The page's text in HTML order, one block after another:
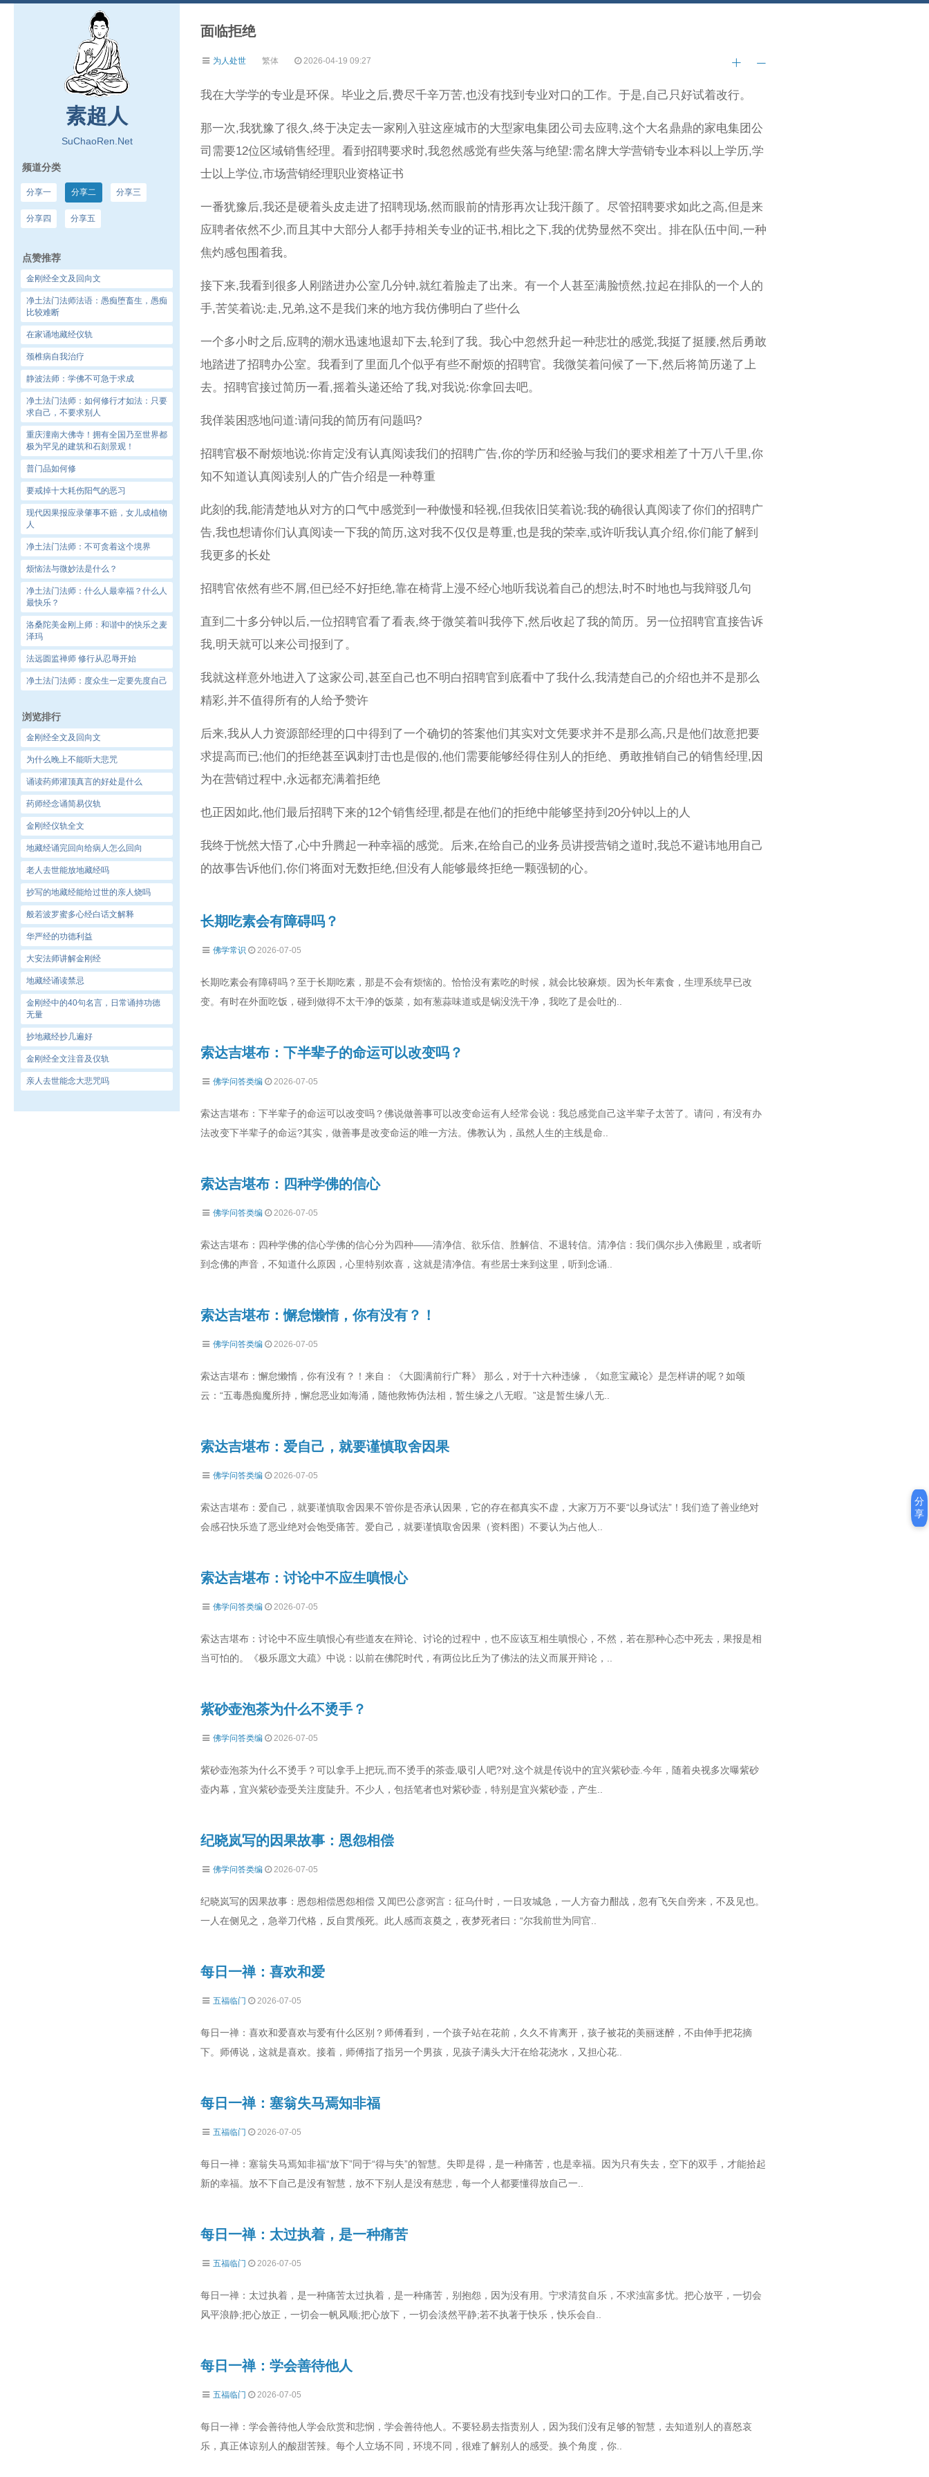
素超人
SuChaoRen.Net
频道分类
分享一 分享二 分享三
分享四 分享五
点赞推荐
金刚经全文及回向文
净土法门法师法语：愚痴堕畜生，愚痴
比较难断
在家诵地藏经仪轨
颈椎病自我治疗
静波法师：学佛不可急于求成
净土法门法师：如何修行才如法：只要
求自己，不要求别人
重庆潼南大佛寺！拥有全国乃至世界都
极为罕见的建筑和石刻景观！
普门品如何修
要戒掉十大耗伤阳气的恶习
现代因果报应录肇事不赔，女儿成植物
人
净土法门法师：不可贪着这个境界
烦恼法与微妙法是什么？
净土法门法师：什么人最幸福？什么人
最快乐？
洛桑陀美金刚上师：和谐中的快乐之麦
泽玛
法远圆监禅师 修行从忍辱开始
净土法门法师：度众生一定要先度自己
浏览排行
金刚经全文及回向文
为什么晚上不能听大悲咒
诵读药师灌顶真言的好处是什么
药师经念诵简易仪轨
金刚经仪轨全文
地藏经诵完回向给病人怎么回向
老人去世能放地藏经吗
抄写的地藏经能给过世的亲人烧吗
般若波罗蜜多心经白话文解释
华严经的功德利益
大安法师讲解金刚经
地藏经诵读禁忌
金刚经中的40句名言，日常诵持功德
无量
抄地藏经抄几遍好
金刚经全文注音及仪轨
亲人去世能念大悲咒吗
面临拒绝
为人处世 繁体 2026-04-19 09:27
我在大学学的专业是环保。毕业之后,费尽千辛万苦,也没有找到专业对口的工作。于是,自己只好试着改行。
那一次,我犹豫了很久,终于决定去一家刚入驻这座城市的大型家电集团公司去应聘,这个大名鼎鼎的家电集团公
司需要12位区域销售经理。看到招聘要求时,我忽然感觉有些失落与绝望:需名牌大学营销专业本科以上学历,学
士以上学位,市场营销经理职业资格证书
一番犹豫后,我还是硬着头皮走进了招聘现场,然而眼前的情形再次让我汗颜了。尽管招聘要求如此之高,但是来
应聘者依然不少,而且其中大部分人都手持相关专业的证书,相比之下,我的优势显然不突出。排在队伍中间,一种
焦灼感包围着我。
接下来,我看到很多人刚踏进办公室几分钟,就红着脸走了出来。有一个人甚至满脸愤然,拉起在排队的一个人的
手,苦笑着说:走,兄弟,这不是我们来的地方我仿佛明白了些什么
一个多小时之后,应聘的潮水迅速地退却下去,轮到了我。我心中忽然升起一种悲壮的感觉,我挺了挺腰,然后勇敢
地踏进了招聘办公室。我看到了里面几个似乎有些不耐烦的招聘官。我微笑着问候了一下,然后将简历递了上
去。招聘官接过简历一看,摇着头递还给了我,对我说:你拿回去吧。
我佯装困惑地问道:请问我的简历有问题吗?
招聘官极不耐烦地说:你肯定没有认真阅读我们的招聘广告,你的学历和经验与我们的要求相差了十万八千里,你
知不知道认真阅读别人的广告介绍是一种尊重
此刻的我,能清楚地从对方的口气中感觉到一种傲慢和轻视,但我依旧笑着说:我的确很认真阅读了你们的招聘广
告,我也想请你们认真阅读一下我的简历,这对我不仅仅是尊重,也是我的荣幸,或许听我认真介绍,你们能了解到
我更多的长处
招聘官依然有些不屑,但已经不好拒绝,靠在椅背上漫不经心地听我说着自己的想法,时不时地也与我辩驳几句
直到二十多分钟以后,一位招聘官看了看表,终于微笑着叫我停下,然后收起了我的简历。另一位招聘官直接告诉
我,明天就可以来公司报到了。
我就这样意外地进入了这家公司,甚至自己也不明白招聘官到底看中了我什么,我清楚自己的介绍也并不是那么
精彩,并不值得所有的人给予赞许
后来,我从人力资源部经理的口中得到了一个确切的答案他们其实对文凭要求并不是那么高,只是他们故意把要
求提高而已;他们的拒绝甚至讽刺打击也是假的,他们需要能够经得住别人的拒绝、勇敢推销自己的销售经理,因
为在营销过程中,永远都充满着拒绝
也正因如此,他们最后招聘下来的12个销售经理,都是在他们的拒绝中能够坚持到20分钟以上的人
我终于恍然大悟了,心中升腾起一种幸福的感觉。后来,在给自己的业务员讲授营销之道时,我总不避讳地用自己
的故事告诉他们,你们将面对无数拒绝,但没有人能够最终拒绝一颗强韧的心。
长期吃素会有障碍吗？
佛学常识 2026-07-05
长期吃素会有障碍吗？至于长期吃素，那是不会有烦恼的。恰恰没有素吃的时候，就会比较麻烦。因为长年素食，生理系统早已改
变。有时在外面吃饭，碰到做得不太干净的饭菜，如有葱蒜味道或是锅没洗干净，我吃了是会吐的..
索达吉堪布：下半辈子的命运可以改变吗？
佛学问答类编 2026-07-05
索达吉堪布：下半辈子的命运可以改变吗？佛说做善事可以改变命运有人经常会说：我总感觉自己这半辈子太苦了。请问，有没有办
法改变下半辈子的命运?其实，做善事是改变命运的唯一方法。佛教认为，虽然人生的主线是命..
索达吉堪布：四种学佛的信心
佛学问答类编 2026-07-05
索达吉堪布：四种学佛的信心学佛的信心分为四种——清净信、欲乐信、胜解信、不退转信。清净信：我们偶尔步入佛殿里，或者听
到念佛的声音，不知道什么原因，心里特别欢喜，这就是清净信。有些居士来到这里，听到念诵..
索达吉堪布：懈怠懒惰，你有没有？！
佛学问答类编 2026-07-05
索达吉堪布：懈怠懒惰，你有没有？！来自：《大圆满前行广释》 那么，对于十六种违缘，《如意宝藏论》是怎样讲的呢？如颂
云：“五毒愚痴魔所持，懈怠恶业如海涌，随他救怖伪法相，暂生缘之八无暇。”这是暂生缘八无..
索达吉堪布：爱自己，就要谨慎取舍因果
佛学问答类编 2026-07-05
索达吉堪布：爱自己，就要谨慎取舍因果不管你是否承认因果，它的存在都真实不虚，大家万万不要“以身试法”！我们造了善业绝对
会感召快乐造了恶业绝对会饱受痛苦。爱自己，就要谨慎取舍因果（资料图）不要认为占他人..
索达吉堪布：讨论中不应生嗔恨心
佛学问答类编 2026-07-05
索达吉堪布：讨论中不应生嗔恨心有些道友在辩论、讨论的过程中，也不应该互相生嗔恨心，不然，若在那种心态中死去，果报是相
当可怕的。《极乐愿文大疏》中说：以前在佛陀时代，有两位比丘为了佛法的法义而展开辩论，..
紫砂壶泡茶为什么不烫手？
佛学问答类编 2026-07-05
紫砂壶泡茶为什么不烫手？可以拿手上把玩,而不烫手的茶壶,吸引人吧?对,这个就是传说中的宜兴紫砂壶.今年，随着央视多次曝紫砂
壶内幕，宜兴紫砂壶受关注度陡升。不少人，包括笔者也对紫砂壶，特别是宜兴紫砂壶，产生..
纪晓岚写的因果故事：恩怨相偿
佛学问答类编 2026-07-05
纪晓岚写的因果故事：恩怨相偿恩怨相偿 又闻巴公彦弼言：征乌什时，一日攻城急，一人方奋力酣战，忽有飞矢自旁来，不及见也。
一人在侧见之，急举刀代格，反自贯颅死。此人感而哀奠之，夜梦死者曰：“尔我前世为同官..
每日一禅：喜欢和爱
五福临门 2026-07-05
每日一禅：喜欢和爱喜欢与爱有什么区别？师傅看到，一个孩子站在花前，久久不肯离开，孩子被花的美丽迷醉，不由伸手把花摘
下。师傅说，这就是喜欢。接着，师傅指了指另一个男孩，见孩子满头大汗在给花浇水，又担心花..
每日一禅：塞翁失马焉知非福
五福临门 2026-07-05
每日一禅：塞翁失马焉知非福“放下”同于“得与失”的智慧。失即是得，是一种痛苦，也是幸福。因为只有失去，空下的双手，才能拾起
新的幸福。放不下自己是没有智慧，放不下别人是没有慈悲，每一个人都要懂得放自己一..
每日一禅：太过执着，是一种痛苦
五福临门 2026-07-05
每日一禅：太过执着，是一种痛苦太过执着，是一种痛苦，别抱怨，因为没有用。宁求清贫自乐，不求浊富多忧。把心放平，一切会
风平浪静;把心放正，一切会一帆风顺;把心放下，一切会淡然平静;若不执著于快乐，快乐会自..
每日一禅：学会善待他人
五福临门 2026-07-05
每日一禅：学会善待他人学会欣赏和悲悯，学会善待他人。不要轻易去指责别人，因为我们没有足够的智慧，去知道别人的喜怒哀
乐，真正体谅别人的酸甜苦辣。每个人立场不同，环境不同，很难了解别人的感受。换个角度，你..
分
享